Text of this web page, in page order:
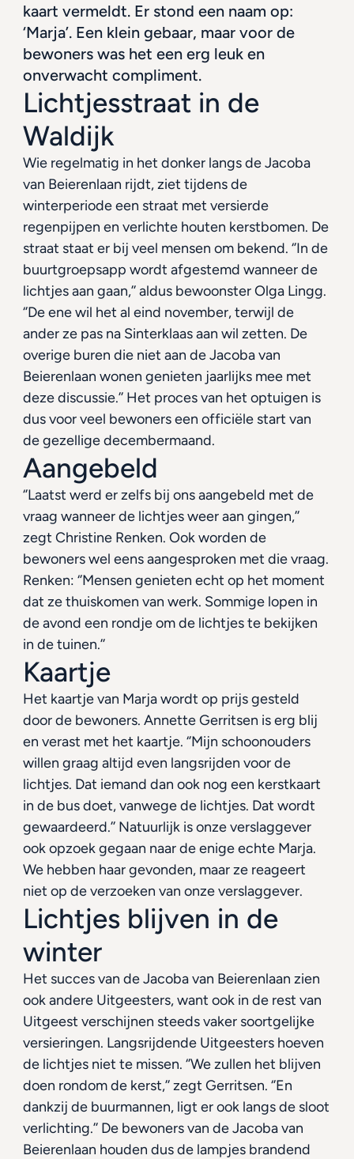
kaart vermeldt. Er stond een naam op:
‘Marja’. Een klein gebaar, maar voor de
bewoners was het een erg leuk en
onverwacht compliment.
Lichtjesstraat in de
Waldijk
Wie regelmatig in het donker langs de Jacoba
van Beierenlaan rijdt, ziet tijdens de
winterperiode een straat met versierde
regenpijpen en verlichte houten kerstbomen. De
straat staat er bij veel mensen om bekend. ‘’In de
buurtgroepsapp wordt afgestemd wanneer de
lichtjes aan gaan,’’ aldus bewoonster Olga Lingg.
‘’De ene wil het al eind november, terwijl de
ander ze pas na Sinterklaas aan wil zetten. De
overige buren die niet aan de Jacoba van
Beierenlaan wonen genieten jaarlijks mee met
deze discussie.’’ Het proces van het optuigen is
dus voor veel bewoners een officiële start van
de gezellige decembermaand.
Aangebeld
‘’Laatst werd er zelfs bij ons aangebeld met de
vraag wanneer de lichtjes weer aan gingen,’’
zegt Christine Renken. Ook worden de
bewoners wel eens aangesproken met die vraag.
Renken: ‘’Mensen genieten echt op het moment
dat ze thuiskomen van werk. Sommige lopen in
de avond een rondje om de lichtjes te bekijken
in de tuinen.’’
Kaartje
Het kaartje van Marja wordt op prijs gesteld
door de bewoners. Annette Gerritsen is erg blij
en verast met het kaartje. ‘’Mijn schoonouders
willen graag altijd even langsrijden voor de
lichtjes. Dat iemand dan ook nog een kerstkaart
in de bus doet, vanwege de lichtjes. Dat wordt
gewaardeerd.’’ Natuurlijk is onze verslaggever
ook opzoek gegaan naar de enige echte Marja.
We hebben haar gevonden, maar ze reageert
niet op de verzoeken van onze verslaggever.
Lichtjes blijven in de
winter
Het succes van de Jacoba van Beierenlaan zien
ook andere Uitgeesters, want ook in de rest van
Uitgeest verschijnen steeds vaker soortgelijke
versieringen. Langsrijdende Uitgeesters hoeven
de lichtjes niet te missen. ‘’We zullen het blijven
doen rondom de kerst,’’ zegt Gerritsen. ‘’En
dankzij de buurmannen, ligt er ook langs de sloot
verlichting.’’ De bewoners van de Jacoba van
Beierenlaan houden dus de lampjes brandend